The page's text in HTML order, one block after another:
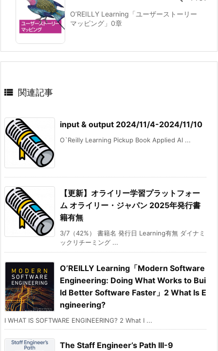
O’REILLY Learning「ユーザーストーリー
マッピング」0章
 関連記事
input & output 2024/11/4-2024/11/10
O`Reilly Learning Pickup Book Applied AI ...
【更新】オライリー学習プラットフォー
ム オライリー・ジャパン 2025年発行書
籍有無
3/7（42%） 書籍名 発行日 Learning有無 ダイナミ
ックリチーミング ...
O’REILLY Learning「Modern Software
Engineering: Doing What Works to Bui
ld Better Software Faster」2 What Is E
ngineering?
I WHAT IS SOFTWARE ENGINEERING? 2 What I ...
The Staff Engineer’s Path III-9